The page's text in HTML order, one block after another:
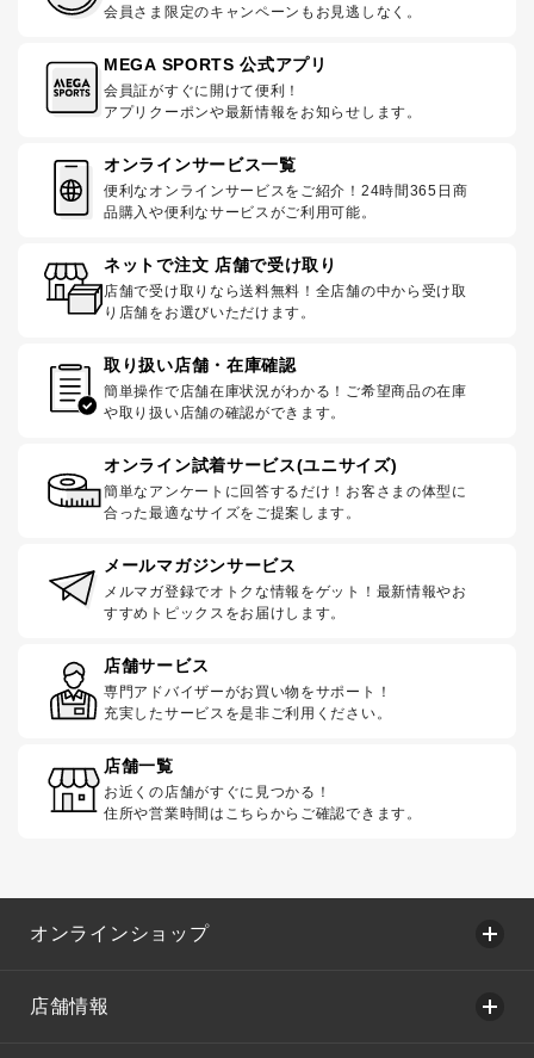
会員さま限定のキャンペーンもお見逃しなく。
MEGA SPORTS 公式アプリ
会員証がすぐに開けて便利！
アプリクーポンや最新情報をお知らせします。
オンラインサービス一覧
便利なオンラインサービスをご紹介！24時間365日商
品購入や便利なサービスがご利用可能。
ネットで注文 店舗で受け取り
店舗で受け取りなら送料無料！全店舗の中から受け取
り店舗をお選びいただけます。
取り扱い店舗・在庫確認
簡単操作で店舗在庫状況がわかる！ご希望商品の在庫
や取り扱い店舗の確認ができます。
オンライン試着サービス(ユニサイズ)
簡単なアンケートに回答するだけ！お客さまの体型に
合った最適なサイズをご提案します。
メールマガジンサービス
メルマガ登録でオトクな情報をゲット！最新情報やお
すすめトピックスをお届けします。
店舗サービス
専門アドバイザーがお買い物をサポート！
充実したサービスを是非ご利用ください。
店舗一覧
お近くの店舗がすぐに見つかる！
住所や営業時間はこちらからご確認できます。
オンラインショップ
店舗情報